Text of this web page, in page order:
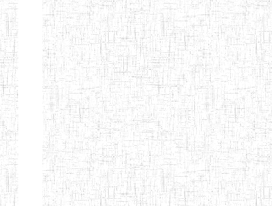
GRAND
ENIEG
BILINGUE
VIVA
EDUCATION
15/04/2014 ENIEG Privé
ENIEG PRIVEE
MERE
THERESA
20/08/2015 ENIEG Privé
ENIEG COSBIE 28/08/2009 ENIEG Privé